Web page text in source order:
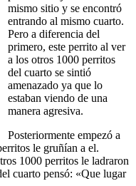
mismo sitio y se encontró
entrando al mismo cuarto.
Pero a diferencia del
primero, este perrito al ver
a los otros 1000 perritos
del cuarto se sintió
amenazado ya que lo
estaban viendo de una
manera agresiva.
Posteriormente empezó a
le gruñían a el.
1000 perritos le ladraron
cuarto pensó: «Que lugar